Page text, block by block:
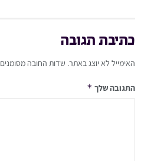
כתיבת תגובה
האימייל לא יוצג באתר. שדות החובה מסומנים
התגובה שלך *